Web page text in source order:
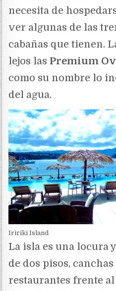
necesita de
ver algunas de las
cabañas que tienen.
lejos las Premium
como su nombre lo
del agua.
Iririki Island
La isla es una locura
de dos pisos,
restaurantes frente